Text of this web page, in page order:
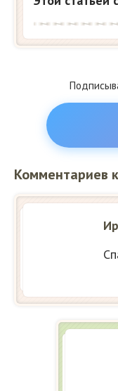
Комментариев